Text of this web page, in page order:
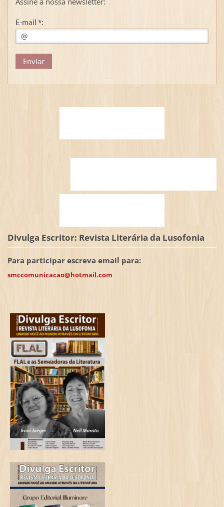
E-mail *:
Divulga Escritor: Revista Literária da Lusofonia
Para participar escreva email para:
smccomunicacao@hotmail.com